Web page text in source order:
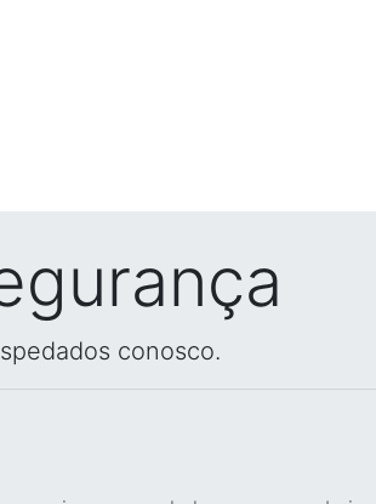
conosco.